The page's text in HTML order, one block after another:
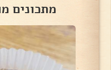
מתכונים